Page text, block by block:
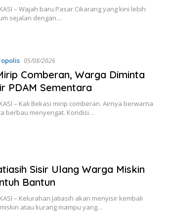
– Wajah baru Pasar Cikarang yang kini lebih
sejalan dengan…
05/08/2026
Comberan, Warga Diminta
PDAM Sementara
– Kali Bekasi mirip comberan. Airnya berwarna
berbau menyengat. Kondisi…
Sisir Ulang Warga Miskin
Bantun
– Kelurahan Jatiasih akan menyisir kembali
atau kurang mampu yang…